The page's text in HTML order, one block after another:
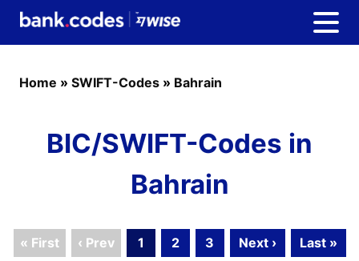
Home » SWIFT-Codes » Bahrain
BIC/SWIFT-Codes in
Bahrain
« First ‹ Prev 1 2 3 Next › Last »